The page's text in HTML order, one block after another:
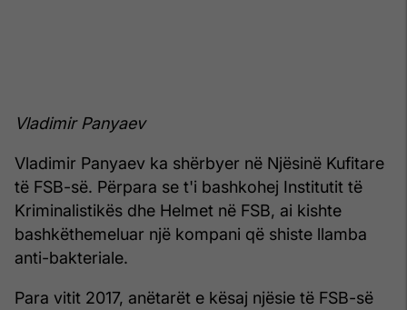
Vladimir Panyaev
Vladimir Panyaev ka shërbyer në Njësinë Kufitare
të FSB-së. Përpara se t'i bashkohej Institutit të
Kriminalistikës dhe Helmet në FSB, ai kishte
bashkëthemeluar një kompani që shiste llamba
anti-bakteriale.
Para vitit 2017, anëtarët e kësaj njësie të FSB-së